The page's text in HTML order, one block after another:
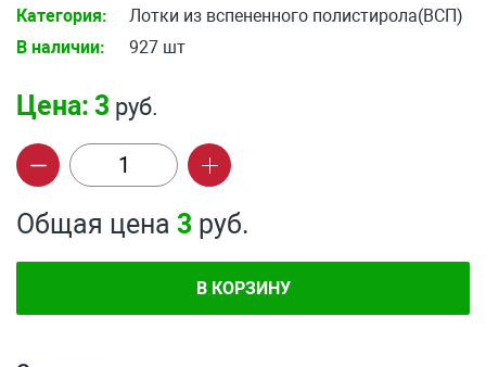
Категория:
Лотки из вспененного полистирола(ВСП)
В наличии:
927 шт
Цена: 3 руб.
Общая цена 3 руб.
В КОРЗИНУ